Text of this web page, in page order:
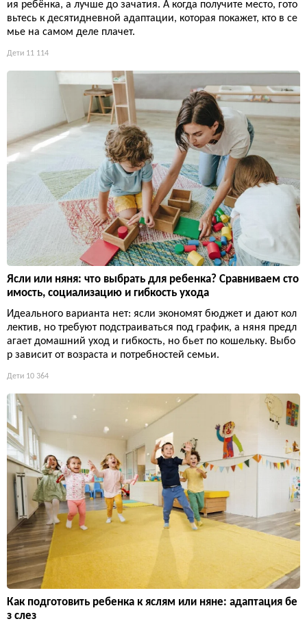
ия ребёнка, а лучше до зачатия. А когда получите место, гото
вьтесь к десятидневной адаптации, которая покажет, кто в се
мье на самом деле плачет.
Дети 11 114
Ясли или няня: что выбрать для ребенка? Сравниваем сто
имость, социализацию и гибкость ухода
Идеального варианта нет: ясли экономят бюджет и дают кол
лектив, но требуют подстраиваться под график, а няня предл
агает домашний уход и гибкость, но бьет по кошельку. Выбо
р зависит от возраста и потребностей семьи.
Дети 10 364
Как подготовить ребенка к яслям или няне: адаптация бе
з слез